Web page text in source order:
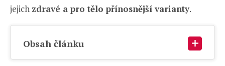
jejich zdravé a pro tělo přínosnější varianty.
Obsah článku